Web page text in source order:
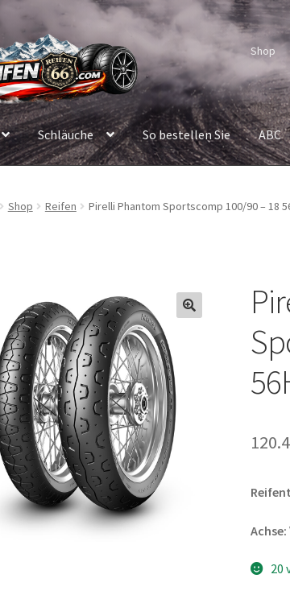
Shop
Schläuche So bestellen Sie ABC
Shop Reifen Pirelli Phantom Sportscomp 100/90 – 18
Achse:
20